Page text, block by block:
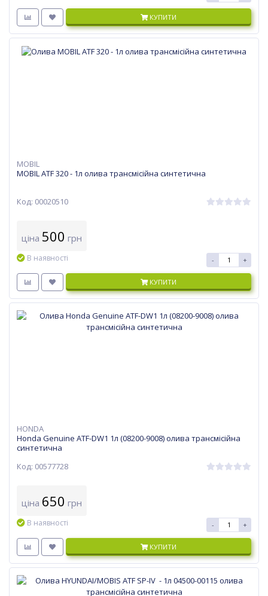
КУПИТИ
MOBIL
MOBIL ATF 320 - 1л олива трансмісійна синтетична
Код: 00020510
ціна 500 грн
В наявності - +
КУПИТИ
HONDA
Honda Genuine ATF-DW1 1л (08200-9008) олива трансмісійна
синтетична
Код: 00577728
ціна 650 грн
В наявності - +
КУПИТИ